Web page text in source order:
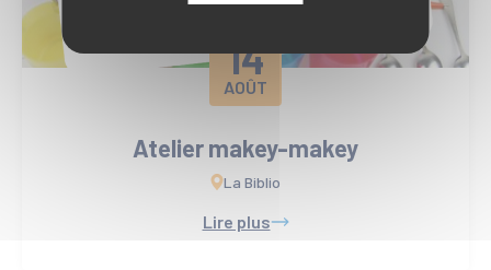
14
AOÛT
Atelier makey-makey
La Biblio
Lire plus